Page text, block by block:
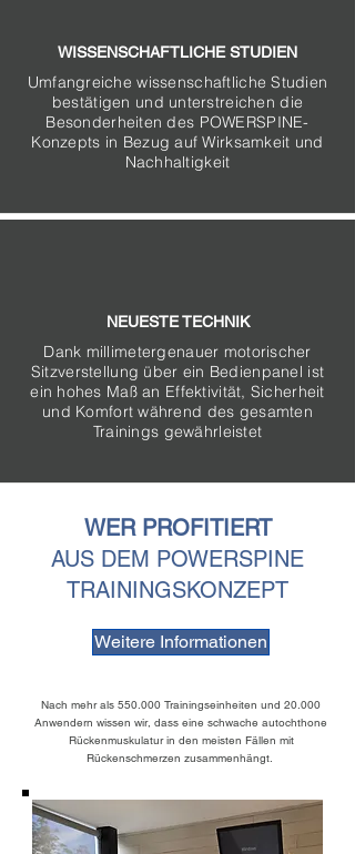
WISSENSCHAFTLICHE STUDIEN
Umfangreiche wissenschaftliche Studien
bestätigen und unterstreichen die
Besonderheiten des POWERSPINE-
Konzepts in Bezug auf Wirksamkeit und
Nachhaltigkeit
NEUESTE TECHNIK
Dank millimetergenauer motorischer
Sitzverstellung über ein Bedienpanel ist
ein hohes Maß an Effektivität, Sicherheit
und Komfort während des gesamten
Trainings gewährleistet
WER PROFITIERT
AUS DEM POWERSPINE
TRAININGSKONZEPT
Weitere Informationen
Nach mehr als 550.000 Trainingseinheiten und 20.000
Anwendern wissen wir, dass eine schwache autochthone
Rückenmuskulatur in den meisten Fällen mit
Rückenschmerzen zusammenhängt.